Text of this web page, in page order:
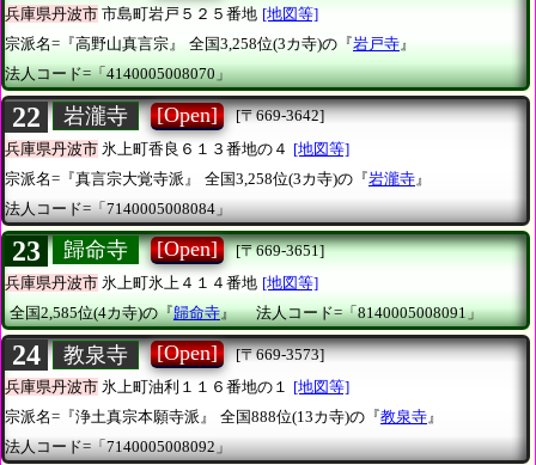
兵庫県丹波市 市島町岩戸５２５番地 [地図等]
宗派名=『高野山真言宗』
全国3,258位(3カ寺)の『岩戸寺』
法人コード=「4140005008070」
22 岩瀧寺 [Open]
[〒669-3642]
兵庫県丹波市 氷上町香良６１３番地の４ [地図等]
宗派名=『真言宗大覚寺派』
全国3,258位(3カ寺)の『岩瀧寺 』
法人コード=「7140005008084」
23 歸命寺 [Open]
[〒669-3651]
兵庫県丹波市 氷上町氷上４１４番地 [地図等]
全国2,585位(4カ寺)の『歸命寺』 法人コード=「8140005008091」
24 教泉寺 [Open]
[〒669-3573]
兵庫県丹波市 氷上町油利１１６番地の１ [地図等]
宗派名=『浄土真宗本願寺派』
全国888位(13カ寺)の『教泉寺』
法人コード=「7140005008092」